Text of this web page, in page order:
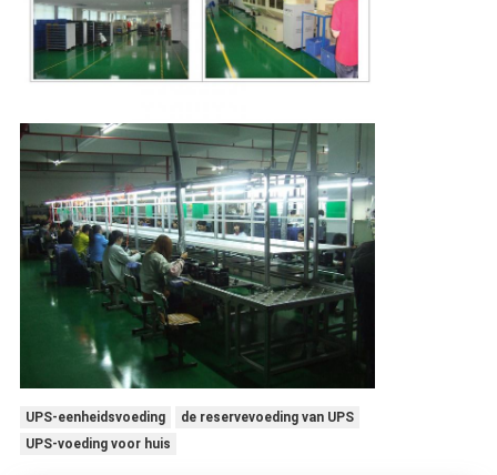
UPS-eenheidsvoeding
de reservevoeding van UPS
UPS-voeding voor huis